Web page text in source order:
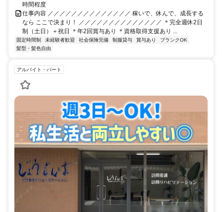
時間程度
仕事内容 ／／／／／／／／／／／／／／ 稼いで、休んで、成長する
なら ここで決まり！ ／／／／／／／／／／／／／／ ＊完全週休2日
制（土日）＋祝日 ＊年2回賞与あり ＊資格取得支援あり ...
固定時間制 未経験者歓迎 社会保険完備 制服貸与 賞与あり
ブランクOK
髪型・髪色自由
アルバイト・パート